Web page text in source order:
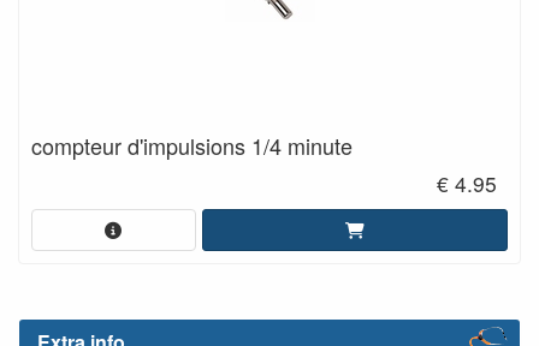
compteur d'impulsions 1/4 minute
€ 4.95